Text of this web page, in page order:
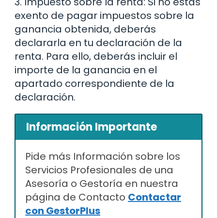
exento de pagar impuestos sobre la
ganancia obtenida, deberás
declararla en tu declaración de la
renta. Para ello, deberás incluir el
importe de la ganancia en el
apartado correspondiente de la
declaración.
Información Importante
Pide más Información sobre los
Servicios Profesionales de una
Asesoría o Gestoría en nuestra
página de Contacto Contactar
con GestorPlus